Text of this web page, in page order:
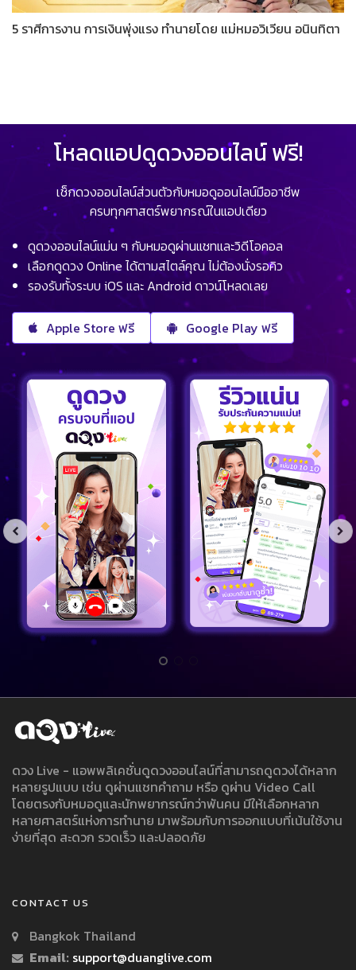
5 ราศีการงาน การเงินพุ่งแรง ทำนายโดย แม่หมอวิเวียน อนินทิตา
โหลดแอปดูดวงออนไลน์ ฟรี!
เช็กดวงออนไลน์ส่วนตัวกับหมอดูออนไลน์มืออาชีพ
ครบทุกศาสตร์พยากรณ์ในแอปเดียว
ดูดวงออนไลน์แม่น ๆ กับหมอดูผ่านแชทและวิดีโอคอล
เลือกดูดวง Online ได้ตามสไตล์คุณ ไม่ต้องนั่งรอคิว
รองรับทั้งระบบ iOS และ Android ดาวน์โหลดเลย
Apple Store ฟรี Google Play ฟรี
ดวง Live - แอพพลิเคชั่นดูดวงออนไลน์ที่สามารถดูดวงได้หลาก
หลายรูปแบบ เช่น ดูผ่านแชทคำถาม หรือ ดูผ่าน Video Call
โดยตรงกับหมอดูและนักพยากรณ์กว่าพันคน มีให้เลือกหลาก
หลายศาสตร์แห่งการทำนาย มาพร้อมกับการออกแบบที่เน้นใช้งาน
ง่ายที่สุด สะดวก รวดเร็ว และปลอดภัย
CONTACT US
Bangkok Thailand
Email: support@duanglive.com